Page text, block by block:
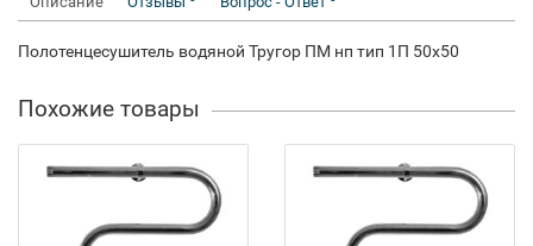
Полотенцесушитель водяной Тругор ПМ нп тип 1П 50x50
Похожие товары